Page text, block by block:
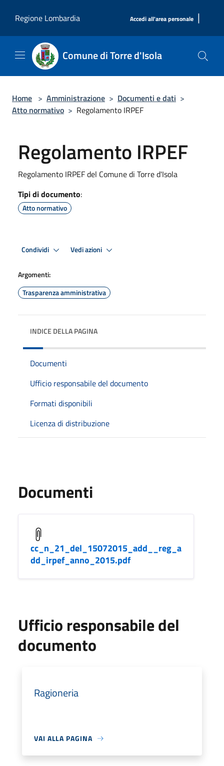
Regione Lombardia
Accedi all'area personale |
Comune di Torre d'Isola
Home > Amministrazione > Documenti e dati >
Atto normativo > Regolamento IRPEF
Regolamento IRPEF
Regolamento IRPEF del Comune di Torre d'Isola
Tipi di documento:
Atto normativo
Condividi Vedi azioni
Argomenti:
Trasparenza amministrativa
INDICE DELLA PAGINA
Documenti
Ufficio responsabile del documento
Formati disponibili
Licenza di distribuzione
Documenti
cc_n_21_del_15072015_add__reg_a
dd_irpef_anno_2015.pdf
Ufficio responsabile del
documento
Ragioneria
VAI ALLA PAGINA